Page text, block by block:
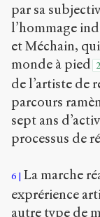
par sa
l’hommage
et Méchain,
monde à pied 2
de l’artiste de
parcours
sept ans
processus de
6
La marche
exprérience
autre type de